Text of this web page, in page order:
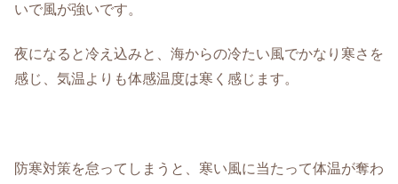
いで風が強いです。
夜になると冷え込みと、海からの冷たい風でかなり寒さを
感じ、気温よりも体感温度は寒く感じます。
防寒対策を怠ってしまうと、寒い風に当たって体温が奪わ